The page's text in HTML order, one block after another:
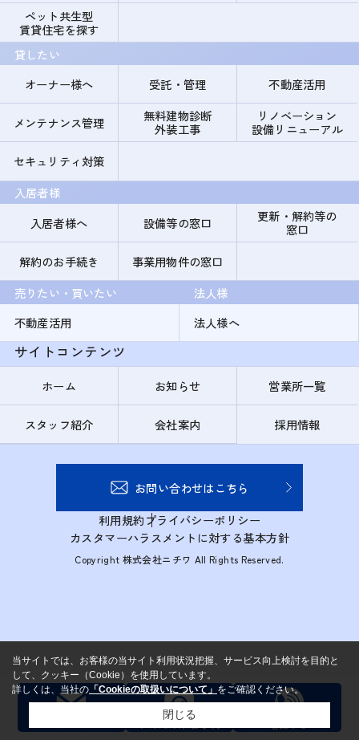
ペット共生型
賃貸住宅を探す
貸したい
オーナー様へ
受託・管理 不動産活用
メンテナンス管理
無料建物診断
外装工事
リノベーション
設備リニューアル
セキュリティ対策
入居者様
入居者様へ
設備等の窓口
更新・解約等の
窓口
解約のお手続き
事業用物件の窓口
売りたい・買いたい
不動産活用
法人様
法人様へ
サイトコンテンツ
ホーム お知らせ 営業所一覧
スタッフ紹介 会社案内 採用情報
お問い合わせはこちら
利用規約プライバシーポリシー
カスタマーハラスメントに対する基本方針
Copyright 株式会社ニチワ All Rights Reserved.
当サイトでは、お客様の当サイト利用状況把握、サービス向上検討を目的と
して、クッキー（Cookie）を使用しています。
詳しくは、当社の 「Cookieの取扱いについて」 をご確認ください。
閉じる